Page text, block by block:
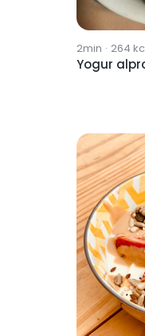
2min · 264
Yogur